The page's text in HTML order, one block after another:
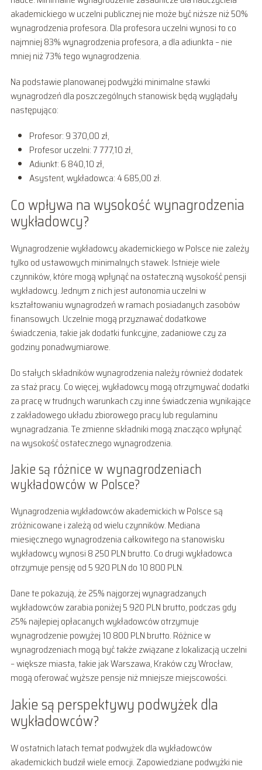
akademickiego w uczelni publicznej nie może być niższe niż 50%
wynagrodzenia profesora. Dla profesora uczelni wynosi to co
najmniej 83% wynagrodzenia profesora, a dla adiunkta – nie
mniej niż 73% tego wynagrodzenia.
Na podstawie planowanej podwyżki minimalne stawki
wynagrodzeń dla poszczególnych stanowisk będą wyglądały
następująco:
Profesor: 9 370,00 zł,
Profesor uczelni: 7 777,10 zł,
Adiunkt: 6 840,10 zł,
Asystent, wykładowca: 4 685,00 zł.
Co wpływa na wysokość wynagrodzenia
wykładowcy?
Wynagrodzenie wykładowcy akademickiego w Polsce nie zależy
tylko od ustawowych minimalnych stawek. Istnieje wiele
czynników, które mogą wpłynąć na ostateczną wysokość pensji
wykładowcy. Jednym z nich jest autonomia uczelni w
kształtowaniu wynagrodzeń w ramach posiadanych zasobów
finansowych. Uczelnie mogą przyznawać dodatkowe
świadczenia, takie jak dodatki funkcyjne, zadaniowe czy za
godziny ponadwymiarowe.
Do stałych składników wynagrodzenia należy również dodatek
za staż pracy. Co więcej, wykładowcy mogą otrzymywać dodatki
za pracę w trudnych warunkach czy inne świadczenia wynikające
z zakładowego układu zbiorowego pracy lub regulaminu
wynagradzania. Te zmienne składniki mogą znacząco wpłynąć
na wysokość ostatecznego wynagrodzenia.
Jakie są różnice w wynagrodzeniach
wykładowców w Polsce?
Wynagrodzenia wykładowców akademickich w Polsce są
zróżnicowane i zależą od wielu czynników. Mediana
miesięcznego wynagrodzenia całkowitego na stanowisku
wykładowcy wynosi 8 250 PLN brutto. Co drugi wykładowca
otrzymuje pensję od 5 920 PLN do 10 800 PLN.
Dane te pokazują, że 25% najgorzej wynagradzanych
wykładowców zarabia poniżej 5 920 PLN brutto, podczas gdy
25% najlepiej opłacanych wykładowców otrzymuje
wynagrodzenie powyżej 10 800 PLN brutto. Różnice w
wynagrodzeniach mogą być także związane z lokalizacją uczelni
– większe miasta, takie jak Warszawa, Kraków czy Wrocław,
mogą oferować wyższe pensje niż mniejsze miejscowości.
Jakie są perspektywy podwyżek dla
wykładowców?
W ostatnich latach temat podwyżek dla wykładowców
akademickich budził wiele emocji. Zapowiedziane podwyżki nie